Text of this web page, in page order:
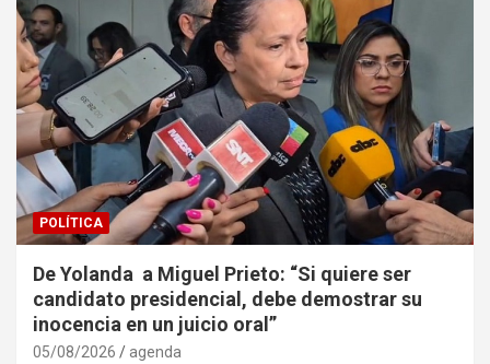
POLÍTICA
De Yolanda a Miguel Prieto: “Si quiere ser
candidato presidencial, debe demostrar su
inocencia en un juicio oral”
05/08/2026 agenda